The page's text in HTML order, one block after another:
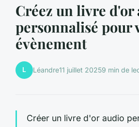
Créez un livre d'or
personnalisé pour
évènement
L Léandre11 juillet 20259 min de
Créer un livre d'or audio